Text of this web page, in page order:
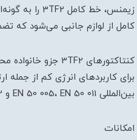
کامل از لوازم جانبی می‌شود که
برای کاربردهای انرژی کم از
بین‌المللی EN 50 005، EN 50 011 و EN 50 012 برای کاربرد‌های صادراتی تطابق دارند.
امکانات